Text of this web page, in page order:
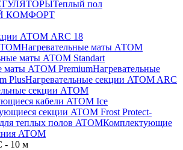
Теплый пол
КОМФОРТ
АТОМ ARC 18
Нагревательные маты АТОМ
маты АТОМ Standart
маты АТОМ PremiumНагревательные
PlusНагревательные секции ATOM ARC
секции АТОМ
кабели ATOM Ice
секции ATOM Frost Protect-
теплых полов ATOMКомплектующие
ATOM
- 10 м